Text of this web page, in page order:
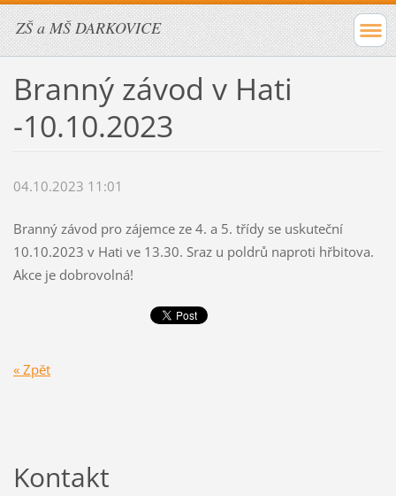
ZŠ a MŠ DARKOVICE
Branný závod v Hati
-10.10.2023
04.10.2023 11:01
Branný závod pro zájemce ze 4. a 5. třídy se uskuteční
10.10.2023 v Hati ve 13.30. Sraz u poldrů naproti hřbitova.
Akce je dobrovolná!
« Zpět
Kontakt